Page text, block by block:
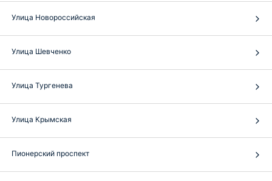
Улица Новороссийская
Улица Шевченко
Улица Тургенева
Улица Крымская
Пионерский проспект